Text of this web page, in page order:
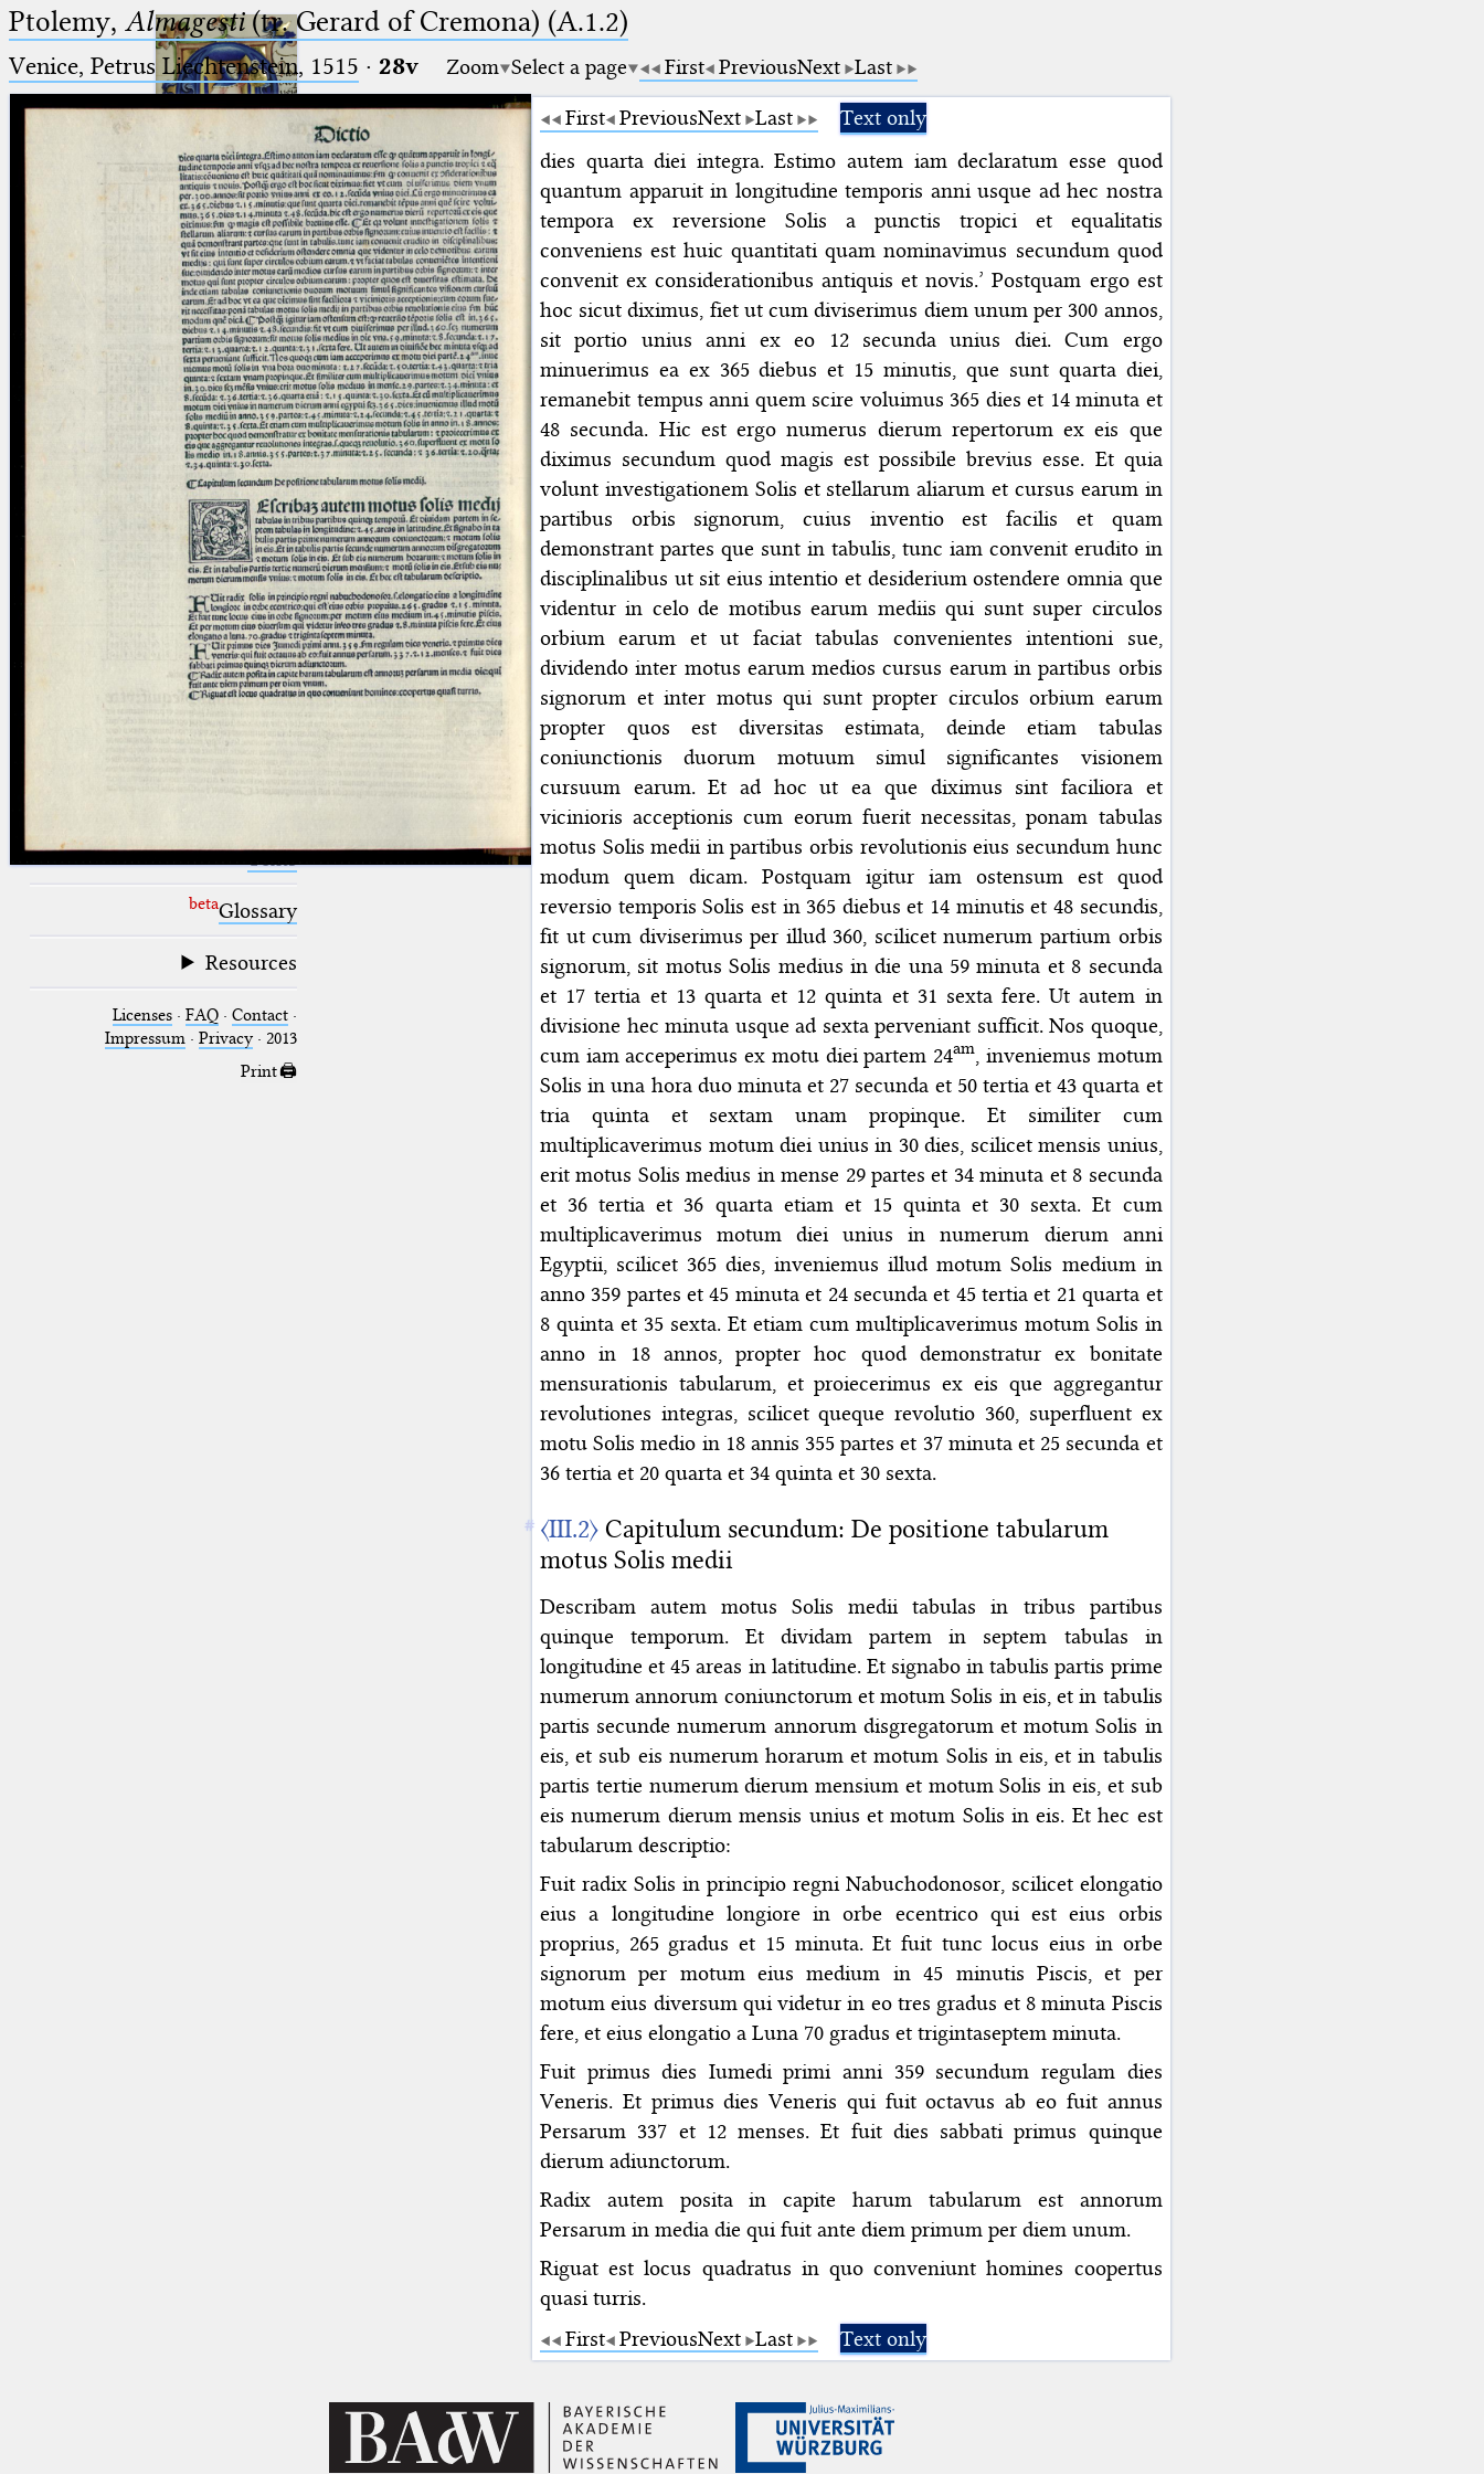
Ptolemaeus
Arabus et Latinus
(the underscore) is the placeholder
for exactly one character.
(the percent sign) is the
placeholder for no, one or more
than one character.
(two percent signs) is the
placeholder for no, one or more
than one character, but not for
blank space (so that a search ends
at word boundaries).
🔎︎
Start
Project
Team
News
Jobs
Publications
Conference
Arabic Works
Arabic Manuscripts
Latin Works
Latin Manuscripts
Latin Early Prints
Texts
betaGlossary
Resources
Licenses· FAQ· Contact·
Impressum· Privacy· 2013
Print 🖨
Ptolemy, Almagesti(tr. Gerard of Cremona) (A.1.2)
Venice, Petrus Liechtenstein, 1515 · 28v Zoom Select a page First PreviousNext Last
First PreviousNext Last
Text only
dies quarta diei integra. Estimo autem iam declaratum esse quod
quantum apparuit in longitudine temporis anni usque ad hec nostra
tempora ex reversione Solis a punctis tropici et equalitatis
conveniens est huic quantitati quam nominavimus secundum quod
convenit ex considerationibus antiquis et novis.’ Postquam ergo est
hoc sicut diximus, fiet ut cum diviserimus diem unum per 300 annos,
sit portio unius anni ex eo 12 secunda unius diei. Cum ergo
minuerimus ea ex 365 diebus et 15 minutis, que sunt quarta diei,
remanebit tempus anni quem scire voluimus 365 dies et 14 minuta et
48 secunda. Hic est ergo numerus dierum repertorum ex eis que
diximus secundum quod magis est possibile brevius esse. Et quia
volunt investigationem Solis et stellarum aliarum et cursus earum in
partibus orbis signorum, cuius inventio est facilis et quam
demonstrant partes que sunt in tabulis, tunc iam convenit erudito in
disciplinalibus ut sit eius intentio et desiderium ostendere omnia que
videntur in celo de motibus earum mediis qui sunt super circulos
orbium earum et ut faciat tabulas convenientes intentioni sue,
dividendo inter motus earum medios cursus earum in partibus orbis
signorum et inter motus qui sunt propter circulos orbium earum
propter quos est diversitas estimata, deinde etiam tabulas
coniunctionis duorum motuum simul significantes visionem
cursuum earum. Et ad hoc ut ea que diximus sint faciliora et
vicinioris acceptionis cum eorum fuerit necessitas, ponam tabulas
motus Solis medii in partibus orbis revolutionis eius secundum hunc
modum quem dicam. Postquam igitur iam ostensum est quod
reversio temporis Solis est in 365 diebus et 14 minutis et 48 secundis,
fit ut cum diviserimus per illud 360, scilicet numerum partium orbis
signorum, sit motus Solis medius in die una 59 minuta et 8 secunda
et 17 tertia et 13 quarta et 12 quinta et 31 sexta fere. Ut autem in
divisione hec minuta usque ad sexta perveniant sufficit. Nos quoque,
cum iam acceperimus ex motu diei partem 24am
, inveniemus motum
Solis in una hora duo minuta et 27 secunda et 50 tertia et 43 quarta et
tria quinta et sextam unam propinque. Et similiter cum
multiplicaverimus motum diei unius in 30 dies, scilicet mensis unius,
erit motus Solis medius in mense 29 partes et 34 minuta et 8 secunda
et 36 tertia et 36 quarta etiam et 15 quinta et 30 sexta. Et cum
multiplicaverimus motum diei unius in numerum dierum anni
Egyptii, scilicet 365 dies, inveniemus illud motum Solis medium in
anno 359 partes et 45 minuta et 24 secunda et 45 tertia et 21 quarta et
8 quinta et 35 sexta. Et etiam cum multiplicaverimus motum Solis in
anno in 18 annos, propter hoc quod demonstratur ex bonitate
mensurationis tabularum, et proiecerimus ex eis que aggregantur
revolutiones integras, scilicet queque revolutio 360, superfluent ex
motu Solis medio in 18 annis 355 partes et 37 minuta et 25 secunda et
36 tertia et 20 quarta et 34 quinta et 30 sexta.
〈III.2〉 Capitulum secundum: De positione tabularum
motus Solis medii
Describam autem motus Solis medii tabulas in tribus partibus
quinque temporum. Et dividam partem in septem tabulas in
longitudine et 45 areas in latitudine. Et signabo in tabulis partis prime
numerum annorum coniunctorum et motum Solis in eis, et in tabulis
partis secunde numerum annorum disgregatorum et motum Solis in
eis, et sub eis numerum horarum et motum Solis in eis, et in tabulis
partis tertie numerum dierum mensium et motum Solis in eis, et sub
eis numerum dierum mensis unius et motum Solis in eis. Et hec est
tabularum descriptio:
Fuit radix Solis in principio regni Nabuchodonosor, scilicet elongatio
eius a longitudine longiore in orbe ecentrico qui est eius orbis
proprius, 265 gradus et 15 minuta. Et fuit tunc locus eius in orbe
signorum per motum eius medium in 45 minutis Piscis, et per
motum eius diversum qui videtur in eo tres gradus et 8 minuta Piscis
fere, et eius elongatio a Luna 70 gradus et trigintaseptem minuta.
Fuit primus dies Iumedi primi anni 359 secundum regulam dies
Veneris. Et primus dies Veneris qui fuit octavus ab eo fuit annus
Persarum 337 et 12 menses. Et fuit dies sabbati primus quinque
dierum adiunctorum.
Radix autem posita in capite harum tabularum est annorum
Persarum in media die qui fuit ante diem primum per diem unum.
Riguat est locus quadratus in quo conveniunt homines coopertus
quasi turris.
First PreviousNext Last Text only